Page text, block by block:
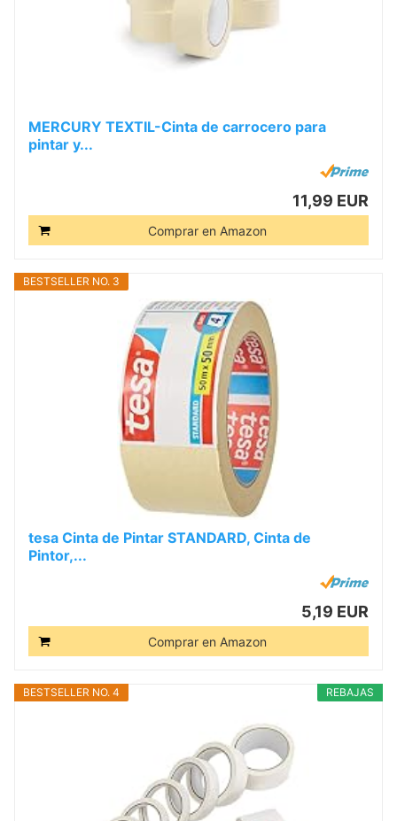
MERCURY TEXTIL-Cinta de carrocero para
pintar y...
11,99 EUR
Comprar en Amazon
BESTSELLER NO. 3
tesa Cinta de Pintar STANDARD, Cinta de
Pintor,...
5,19 EUR
Comprar en Amazon
REBAJAS
BESTSELLER NO. 4